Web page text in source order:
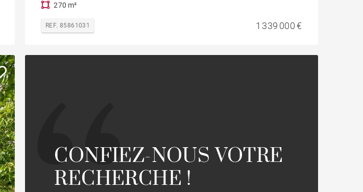
270 m²
REF. 85861031 1 339 000 €
CONFIEZ-NOUS VOTRE
RECHERCHE !